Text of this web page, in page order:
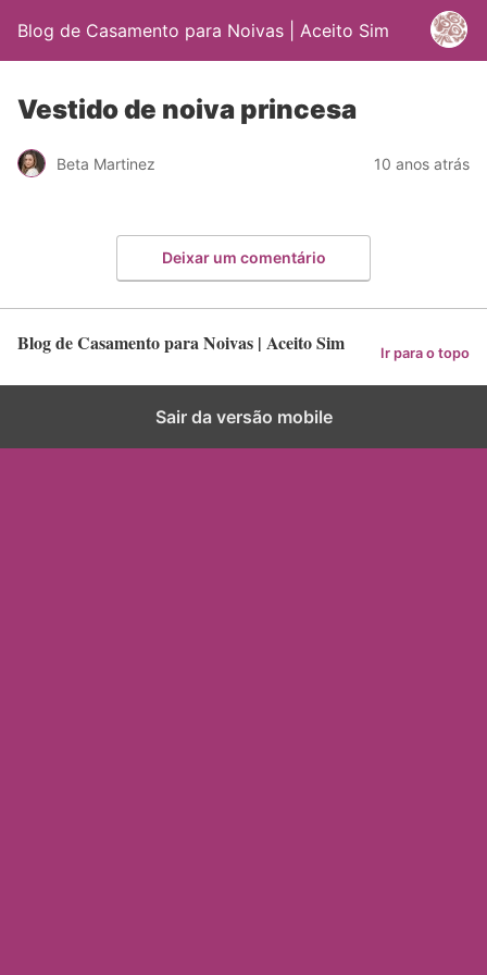
Blog de Casamento para Noivas | Aceito Sim
Vestido de noiva princesa
Beta Martinez 10 anos atrás
Deixar um comentário
Blog de Casamento para Noivas | Aceito Sim Ir para o topo
Sair da versão mobile